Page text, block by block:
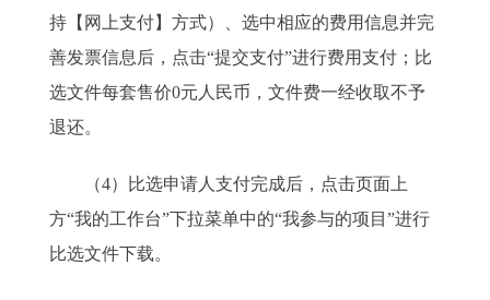
持【网上支付】方式）、选中相应的费用信息并完
善发票信息后，点击“提交支付”进行费用支付；比
选文件每套售价0元人民币，文件费一经收取不予
退还。
（4）比选申请人支付完成后，点击页面上
方“我的工作台”下拉菜单中的“我参与的项目”进行
比选文件下载。